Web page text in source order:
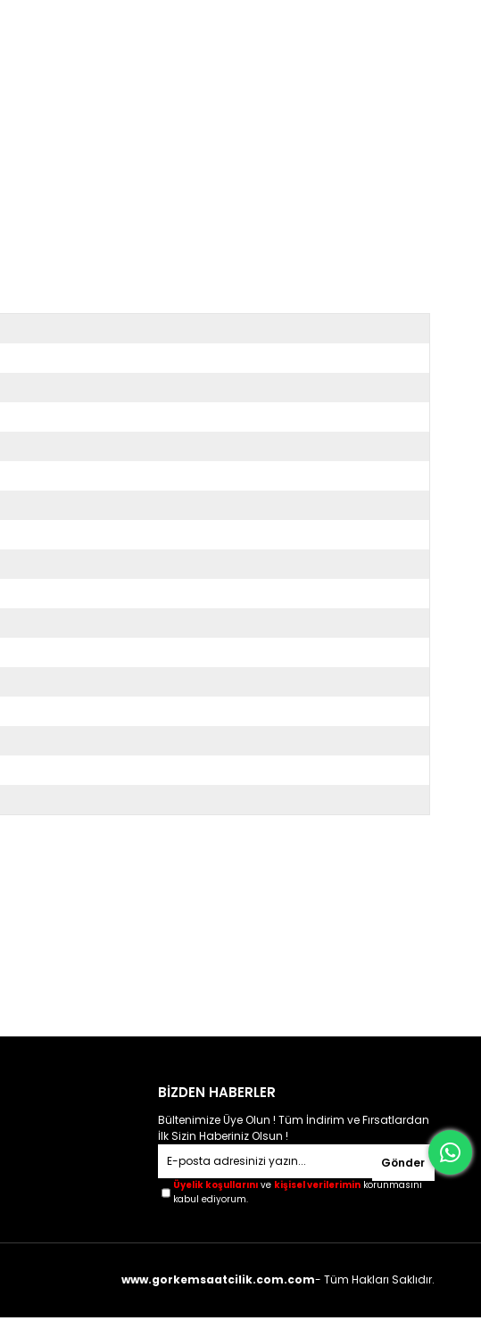
BİZDEN HABERLER
Bültenimize Üye Olun ! Tüm İndirim ve Fırsatlardan
İlk Sizin Haberiniz Olsun !
Gönder
Üyelik koşullarını ve kişisel verilerimin korunmasını
kabul ediyorum.
www.gorkemsaatcilik.com.com- Tüm Hakları Saklıdır.